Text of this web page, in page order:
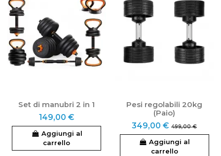
Set di manubri 2 in 1
149,00 €
Aggiungi al
carrello
Pesi regolabili 20kg
(Paio)
349,00 € 499,00 €
Aggiungi al
carrello